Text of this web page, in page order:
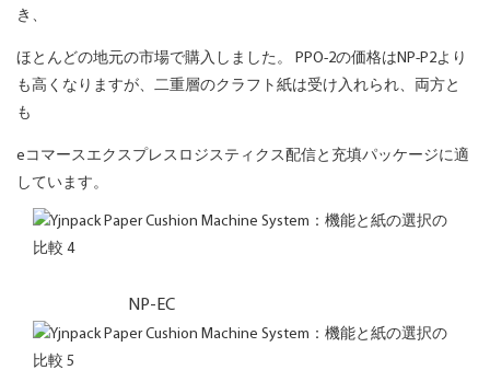
き、
ほとんどの地元の市場で購入しました。 PPO-2の価格はNP-P2より
も高くなりますが、二重層のクラフト紙は受け入れられ、両方と
も
eコマースエクスプレスロジスティクス配信と充填パッケージに適
しています。
NP-EC